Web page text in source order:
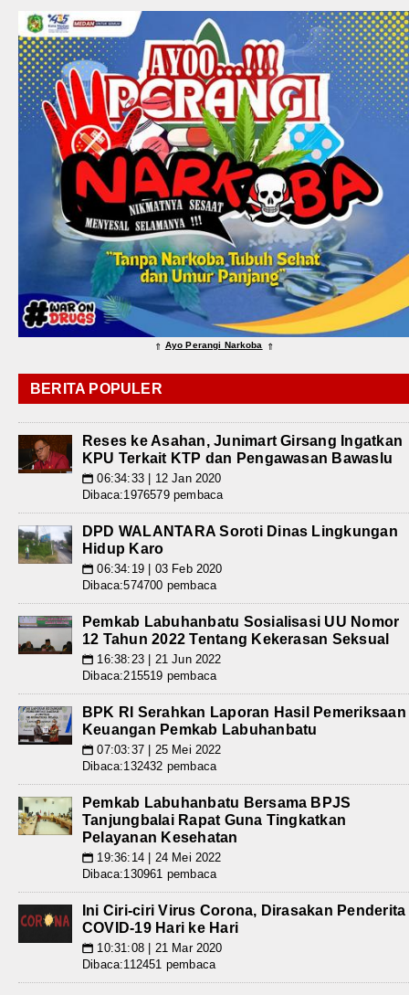
⇑ Ayo Perangi Narkoba ⇑
BERITA POPULER
Reses ke Asahan, Junimart Girsang Ingatkan
KPU Terkait KTP dan Pengawasan Bawaslu
📅 06:34:33 | 12 Jan 2020
Dibaca:1976579 pembaca
DPD WALANTARA Soroti Dinas Lingkungan
Hidup Karo
📅 06:34:19 | 03 Feb 2020
Dibaca:574700 pembaca
Pemkab Labuhanbatu Sosialisasi UU Nomor
12 Tahun 2022 Tentang Kekerasan Seksual
📅 16:38:23 | 21 Jun 2022
Dibaca:215519 pembaca
BPK RI Serahkan Laporan Hasil Pemeriksaan
Keuangan Pemkab Labuhanbatu
📅 07:03:37 | 25 Mei 2022
Dibaca:132432 pembaca
Pemkab Labuhanbatu Bersama BPJS
Tanjungbalai Rapat Guna Tingkatkan
Pelayanan Kesehatan
📅 19:36:14 | 24 Mei 2022
Dibaca:130961 pembaca
Ini Ciri-ciri Virus Corona, Dirasakan Penderita
COVID-19 Hari ke Hari
📅 10:31:08 | 21 Mar 2020
Dibaca:112451 pembaca